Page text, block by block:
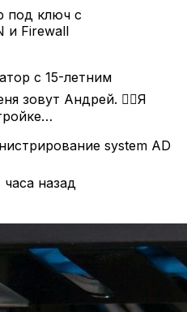
под ключ с
и Firewall
с 15-летним
зовут Андрей. 🙋‍♂️Я
system AD
назад